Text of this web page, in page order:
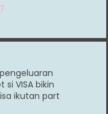
VISA bikin
ikutan part